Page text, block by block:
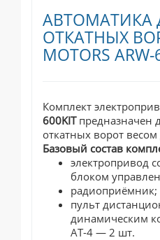
АВТОМАТИКА
ОТКАТНЫХ
MOTORS
Комплект
600KIT предназначен
откатных ворот весом
Базовый состав
электропривод
блоком
радиоприёмник;
пульт
динамическим
АТ-4 — 2 шт.